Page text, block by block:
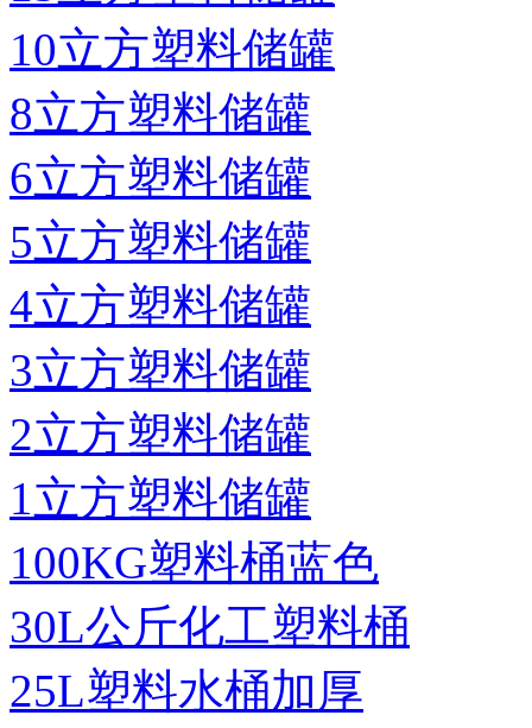
10立方塑料储罐
8立方塑料储罐
6立方塑料储罐
5立方塑料储罐
4立方塑料储罐
3立方塑料储罐
2立方塑料储罐
1立方塑料储罐
100KG塑料桶蓝色
30L公斤化工塑料桶
25L塑料水桶加厚